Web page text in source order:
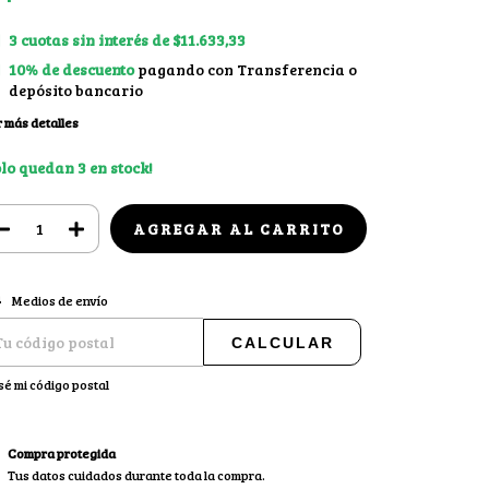
3 cuotas sin interés de$11.633,33
10% de descuentopagando con Transferencia o
depósito bancario
más detalles
quedan 3 en stock!
para el CP:
Medios de envío
CALCULAR
mi código postal
Compra protegida
Tus datos cuidados durante toda la compra.